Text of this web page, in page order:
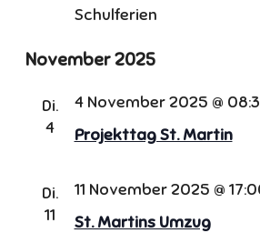
Schulferien
November 2025
Di.
4
Projekttag St. Martin
4 November 2025 @
Di.
11
St. Martins Umzug
11 November 2025 @